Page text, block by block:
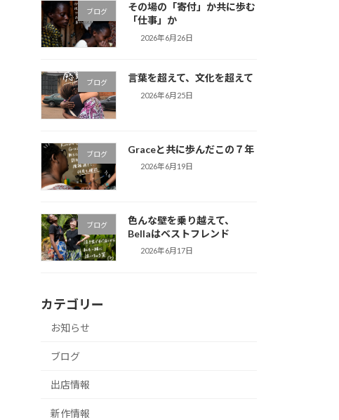
ブログ
その場の「寄付」か共に歩む
「仕事」か
2026年6月26日
ブログ 言葉を超えて、文化を超えて
2026年6月25日
ブログ Graceと共に歩んだこの７年
2026年6月19日
ブログ
色んな壁を乗り越えて、
Bellaはベストフレンド
2026年6月17日
カテゴリー
お知らせ
ブログ
出店情報
新作情報